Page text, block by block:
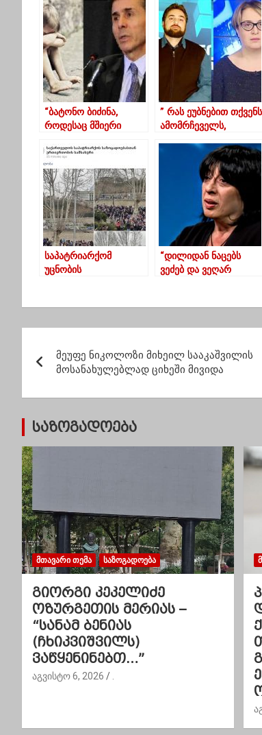
“ბატონო ბიძინა,
როდესაც მშიერი
ქვაბებში ჩაიხედავენ…
თქვენ მოგიკითხავთ”
” რას ეუბნებით თქვენს
ამომრჩეველს,
კითხულობს”?!-
ექსპერტები
ოპოზიციას
საპატრიარქომ
უცნობის
გადაუხადა
“დილიდან ნაცებს
ვეძებ და ვეღარ
ო
ს
ტ
ი
ს
ნ
ა
ვ
ი
გ
ა
ც
მეუფე ნიკოლოზი მიხეილ სააკაშვილის
მოსანახულებლად ციხეში მივიდა
საზოგადოება
ᲛᲗᲐᲕᲐᲠᲘ ᲗᲔᲛᲐ ᲡᲐᲖᲝᲒᲐᲓᲝᲔᲑᲐ
გიორგი კეკელიძე
ოზურგეთის მერიას –
“სანამ ბენიას
(ჩხიკვიშვილს)
ვაწყენინებთ…”
აგვისტო 6, 2026